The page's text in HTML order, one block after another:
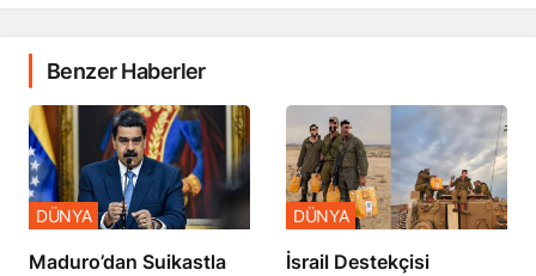
Benzer Haberler
​​​​​​​Maduro’dan Suikastla
DÜNYA
İsrail Destekçisi
DÜNYA